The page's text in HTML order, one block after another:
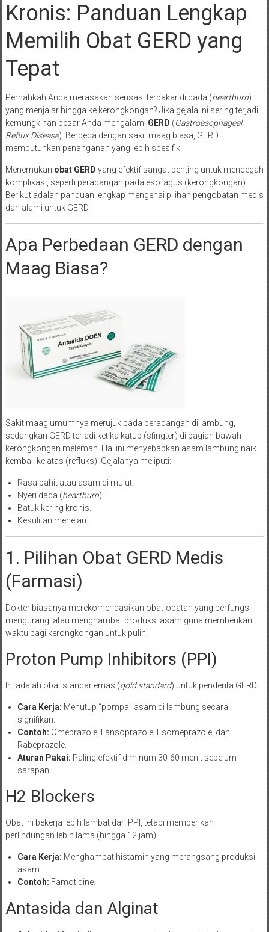
Kronis: Panduan Lengkap
Memilih Obat GERD yang
Tepat
Pernahkah Anda merasakan sensasi terbakar di dada (heartburn)
yang menjalar hingga ke kerongkongan? Jika gejala ini sering terjadi,
kemungkinan besar Anda mengalami GERD (Gastroesophageal
Reflux Disease). Berbeda dengan sakit maag biasa, GERD
membutuhkan penanganan yang lebih spesifik.
Menemukan obat GERD yang efektif sangat penting untuk mencegah
komplikasi, seperti peradangan pada esofagus (kerongkongan).
Berikut adalah panduan lengkap mengenai pilihan pengobatan medis
dan alami untuk GERD.
Apa Perbedaan GERD dengan
Maag Biasa?
Sakit maag umumnya merujuk pada peradangan di lambung,
sedangkan GERD terjadi ketika katup (sfingter) di bagian bawah
kerongkongan melemah. Hal ini menyebabkan asam lambung naik
kembali ke atas (refluks). Gejalanya meliputi:
Rasa pahit atau asam di mulut.
Nyeri dada (heartburn).
Batuk kering kronis.
Kesulitan menelan.
1. Pilihan Obat GERD Medis
(Farmasi)
Dokter biasanya merekomendasikan obat-obatan yang berfungsi
mengurangi atau menghambat produksi asam guna memberikan
waktu bagi kerongkongan untuk pulih.
Proton Pump Inhibitors (PPI)
Ini adalah obat standar emas (gold standard) untuk penderita GERD.
Cara Kerja: Menutup “pompa” asam di lambung secara
signifikan.
Contoh: Omeprazole, Lansoprazole, Esomeprazole, dan
Rabeprazole.
Aturan Pakai: Paling efektif diminum 30-60 menit sebelum
sarapan.
H2 Blockers
Obat ini bekerja lebih lambat dari PPI, tetapi memberikan
perlindungan lebih lama (hingga 12 jam).
Cara Kerja: Menghambat histamin yang merangsang produksi
asam.
Contoh: Famotidine.
Antasida dan Alginat